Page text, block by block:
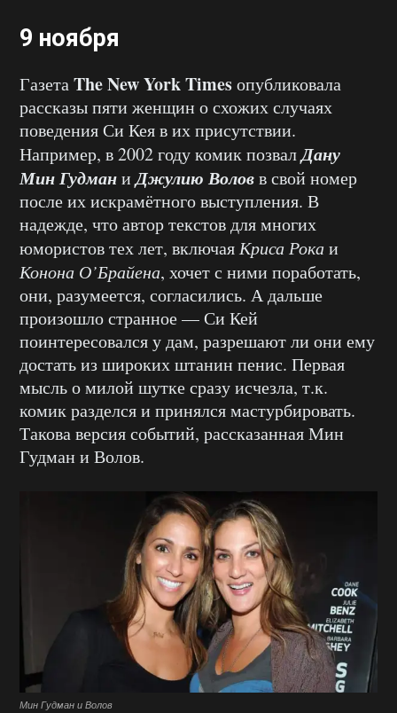
9 ноября
ГазетаThe New York Timesопубликовала
рассказы пяти женщин о схожих случаях
поведения Си Кея в их присутствии.
Например, в 2002 году комик позвалДану
Мин ГудманиДжулию Воловв свой номер
после их искрамётного выступления. В
надежде, что автор текстов для многих
юмористов тех лет, включая Криса Рокаи
Конона О’Брайена, хочет с ними поработать,
они, разумеется, согласились. А дальше
произошло странное — Си Кей
поинтересовался у дам, разрешают ли они ему
достать из широких штанин пенис. Первая
мысль о милой шутке сразу исчезла, т.к.
комик разделся и принялся мастурбировать.
Такова версия событий, рассказанная Мин
Гудман и Волов.
Мин Гудман и Волов